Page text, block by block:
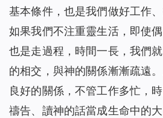
基本條件，也是我們做好工作
如果我們不注重靈生活，即使
也是走過程，時間一長，我們
的相交，與神的關係漸漸疏遠
良好的關係，不管工作多忙，
禱告、讀神的話當成生命中的